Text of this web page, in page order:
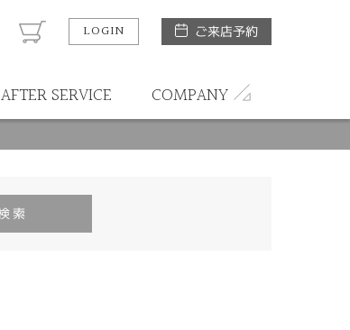
LOGIN ご来店予約
AFTER SERVICE COMPANY